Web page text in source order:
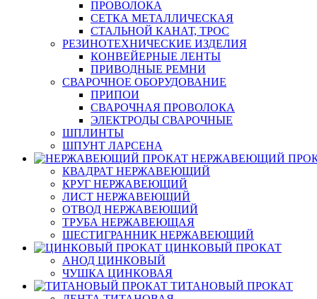
ПРОВОЛОКА
СЕТКА МЕТАЛЛИЧЕСКАЯ
СТАЛЬНОЙ КАНАТ, ТРОС
РЕЗИНОТЕХНИЧЕСКИЕ ИЗДЕЛИЯ
КОНВЕЙЕРНЫЕ ЛЕНТЫ
ПРИВОДНЫЕ РЕМНИ
СВАРОЧНОЕ ОБОРУДОВАНИЕ
ПРИПОИ
СВАРОЧНАЯ ПРОВОЛОКА
ЭЛЕКТРОДЫ СВАРОЧНЫЕ
ШПЛИНТЫ
ШПУНТ ЛАРСЕНА
НЕРЖАВЕЮЩИЙ
КВАДРАТ НЕРЖАВЕЮЩИЙ
КРУГ НЕРЖАВЕЮЩИЙ
ЛИСТ НЕРЖАВЕЮЩИЙ
ОТВОД НЕРЖАВЕЮЩИЙ
ТРУБА НЕРЖАВЕЮЩАЯ
ШЕСТИГРАННИК НЕРЖАВЕЮЩИЙ
ЦИНКОВЫЙ ПРОКАТ
АНОД ЦИНКОВЫЙ
ЧУШКА ЦИНКОВАЯ
ТИТАНОВЫЙ ПРОКАТ